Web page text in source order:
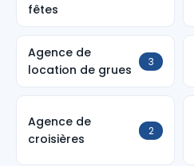
fêtes
Agence de
location de grues
3
Agence de
croisières
2